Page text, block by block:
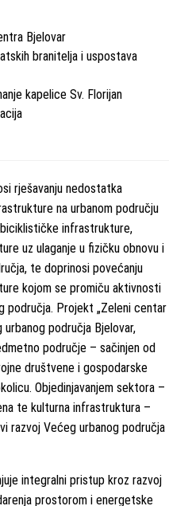
Bjelovar
branitelja i uspostava
kapelice Sv. Florijan
rješavanju nedostatka
na urbanom području
infrastrukture,
uz ulaganje u fizičku obnovu i
te doprinosi povećanju
kojom se promiču aktivnosti
područja. Projekt „Zeleni centar
područja Bjelovar,
područje – sačinjen od
društvene i gospodarske
Objedinjavanjem sektora –
te kulturna infrastruktura –
razvoj Većeg urbanog područja
integralni pristup kroz razvoj
prostorom i energetske